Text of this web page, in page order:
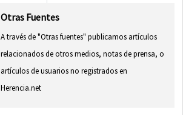
Otras Fuentes
A través de "Otras fuentes" publicamos artículos
relacionados de otros medios, notas de prensa, o
artículos de usuarios no registrados en
Herencia.net